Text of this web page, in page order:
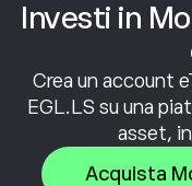
Investi in
Crea un account
EGL.LS su una
asset,
Acquista